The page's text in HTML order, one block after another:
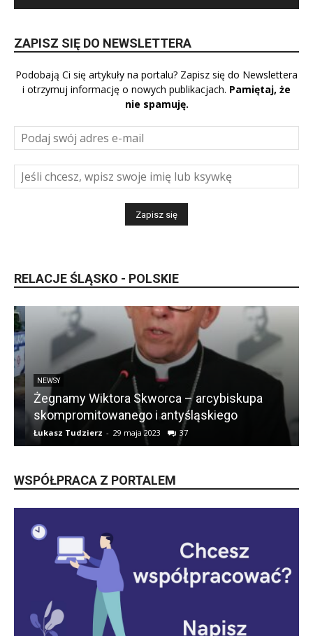
ZAPISZ SIĘ DO NEWSLETTERA
Podobają Ci się artykuły na portalu? Zapisz się do Newslettera
i otrzymuj informację o nowych publikacjach. Pamiętaj, że
nie spamuję.
RELACJE ŚLĄSKO - POLSKIE
NEWSY
Żegnamy Wiktora Skworca – arcybiskupa
skompromitowanego i antyśląskiego
Łukasz Tudzierz - 29 maja 2023 37
WSPÓŁPRACA Z PORTALEM